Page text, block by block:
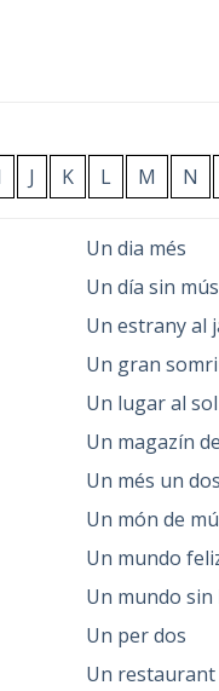
J K L M N
Un dia més
Un día sin
Un estrany al
Un gran
Un lugar al sol
Un magazín
Un més un
Un món de
Un mundo
Un mundo
Un per dos
Un restaurant